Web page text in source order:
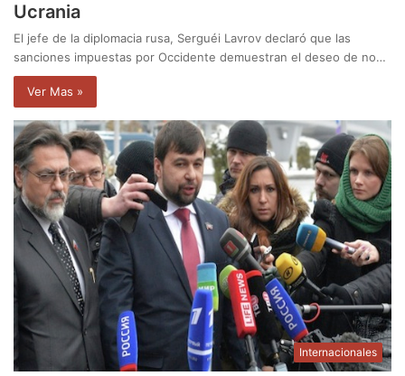
Ucrania
El jefe de la diplomacia rusa, Serguéi Lavrov declaró que las
sanciones impuestas por Occidente demuestran el deseo de no…
Ver Mas »
Internacionales